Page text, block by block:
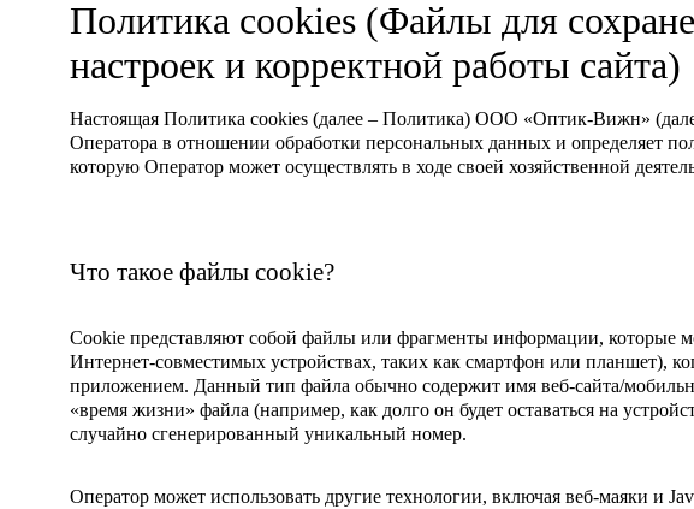
Политика cookies (Файлы для
настроек и корректной работы сайта)
Настоящая Политика cookies (далее – Политика) ООО «Оптик-Вижн»
Оператора в отношении обработки персональных данных и определяет
которую Оператор может осуществлять в ходе своей хозяйственной
Что такое файлы cookie?
Cookie представляют собой файлы или фрагменты информации, которые
Интернет-совместимых устройствах, таких как смартфон или планшет),
приложением. Данный тип файла обычно содержит имя веб-сайта/
«время жизни» файла (например, как долго он будет оставаться на
случайно сгенерированный уникальный номер.
Оператор может использовать другие технологии, включая веб-маяки и